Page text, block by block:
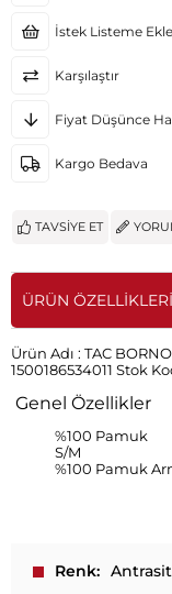
İstek Listeme Ekle
Karşılaştır
Fiyat Düşünce
Kargo Bedava
TAVSIYE ET
ÜRÜN ÖZELLIKLERI
Ürün Adı : TAC
1500186534011 Stok
Genel Özellikler
%100 Pamuk
S/M
%100 Pamuk
Renk
Antrasit